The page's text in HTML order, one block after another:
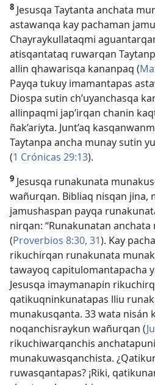
8 Jesusqa Taytanta anchata
astawanqa kay pachaman
Chayraykullataqmi
atisqantataq ruwarqan
allin qhawarisqa kananpaq (
Payqa tukuy imamantapas
Diospa sutin ch’uyanchasqa
allinpaqmi jap’irqan chanin
ñak’ariyta. Junt’aq
Taytanpa ancha munay sutin
(1 Crónicas 29:13).
9 Jesusqa runakunata
wañurqan. Bibliaq nisqan jina,
jamushaspan payqa
nirqan: “Runakunatan
(Proverbios 8:30, 31). Kay
rikuchirqan runakunata
tawayoq capitulomantapacha
Jesusqa imaymanapin
qatikuqninkunatapas lliu
munakusqanta. 33 wata nisán
noqanchisraykun wañurqan (
rikuchiwarqanchis anchatapuni
munakuwasqanchista.
ruwasqantapas? ¡Riki,